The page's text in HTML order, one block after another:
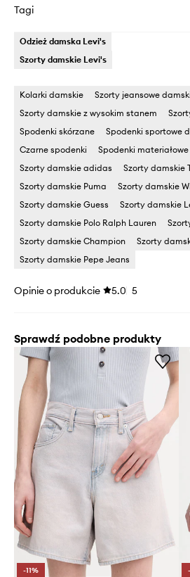
Tagi
Odzież damska Levi's
Szorty damskie Levi's
Kolarki damskie
Szorty jeansowe
Szorty damskie z wysokim stanem
Spodenki skórzane
Spodenki sportowe
Czarne spodenki
Spodenki materiałowe
Szorty damskie adidas
Szorty damskie
Szorty damskie Puma
Szorty damskie
Szorty damskie Guess
Szorty damskie
Szorty damskie Polo Ralph Lauren
Szorty damskie Champion
Szorty
Szorty damskie Pepe Jeans
Opinie o produkcie 5.0 5
Sprawdź podobne produkty
-11%